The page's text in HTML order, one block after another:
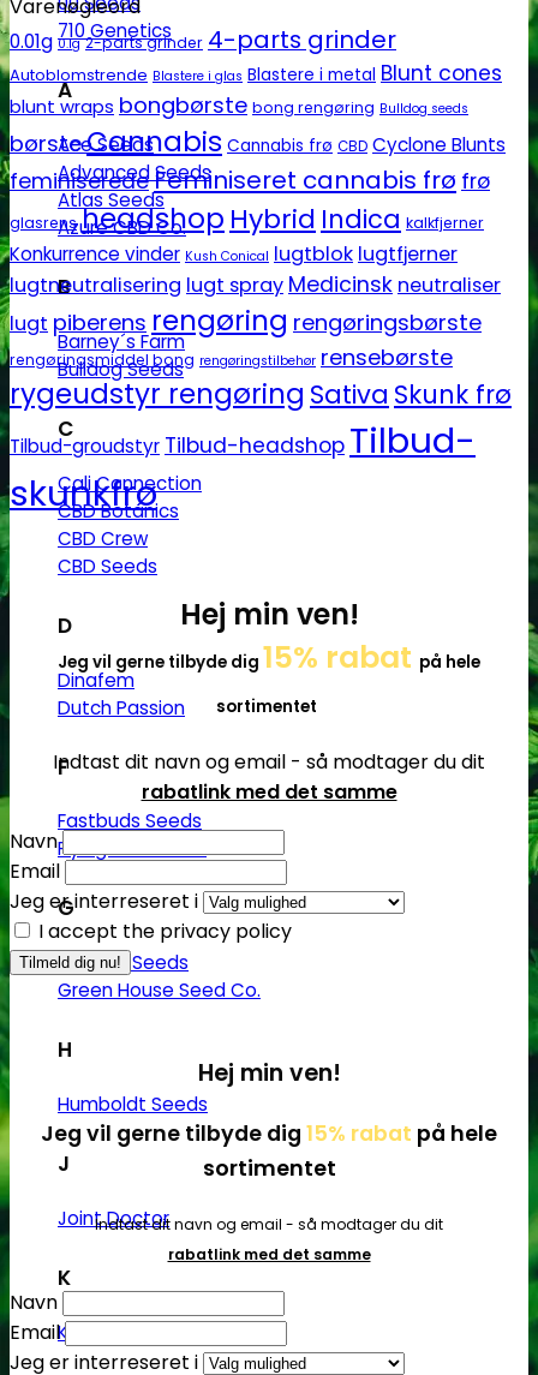
710 Genetics
A
Ace Seeds
Advanced Seeds
Atlas Seeds
Azure CBD Co.
B
Barney´s Farm
Bulldog Seeds
C
Cali Connection
CBD Botanics
CBD Crew
CBD Seeds
D
Dinafem
Dutch Passion
F
Fastbuds Seeds
Flying Dutchmen
G
Genetik Seeds
Green House Seed Co.
H
Humboldt Seeds
J
Joint Doctor
K
Kannabia
Varenøgleord
0.01g 0.1g 2-parts grinder 4-parts grinder
Autoblomstrende Blastere i glas Blastere i metal Blunt cones
blunt wraps bongbørste bong rengøring Bulldog seeds
børsteCannabis Cannabis frø CBD Cyclone Blunts
feminiseredeFeminiseret cannabis frø frø
glasrens headshop Hybrid Indica kalkfjerner
Konkurrence vinder Kush Conical lugtblok lugtfjerner
lugtneutralisering lugt spray Medicinsk neutraliser
lugt piberens rengøring rengøringsbørste
rengøringsmiddel bong rengøringstilbehør rensebørste
rygeudstyr rengøring Sativa Skunk frø
Tilbud-groudstyr Tilbud-headshop Tilbud-
skunkfrø
Hej min ven!
Jeg vil gerne tilbyde dig 15% rabat på hele
sortimentet
Indtast dit navn og email - så modtager du dit
rabatlink med det samme
Navn
Email
Jeg er interreseret i
I accept the privacy policy
Hej min ven!
Jeg vil gerne tilbyde dig 15% rabat på hele
sortimentet
Indtast dit navn og email - så modtager du dit
rabatlink med det samme
Navn
Email
Jeg er interreseret i